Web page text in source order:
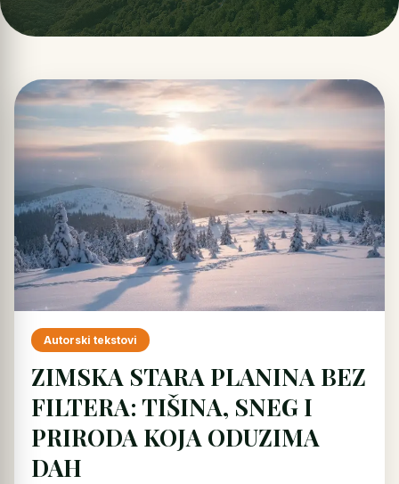
Autorski tekstovi
ZIMSKA STARA PLANINA BEZ
FILTERA: TIŠINA, SNEG I
PRIRODA KOJA ODUZIMA
DAH